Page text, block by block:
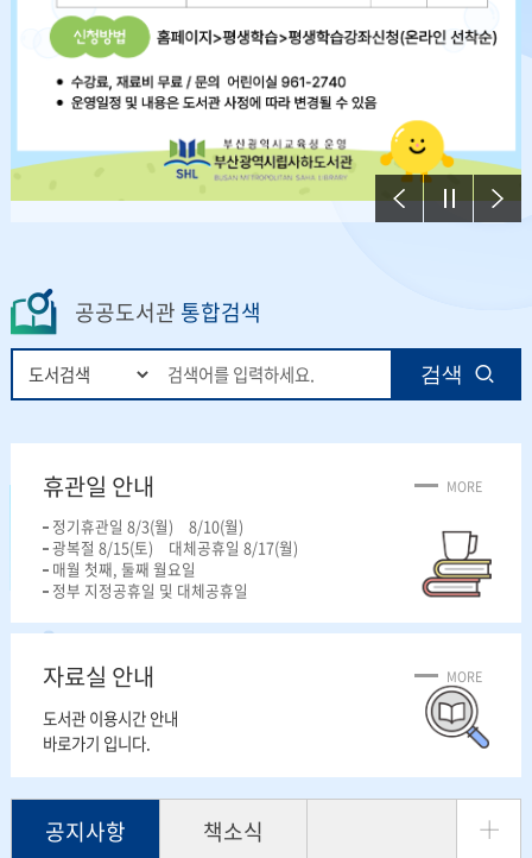
이전 정지 다음
공공도서관 통합검색
통
색
검색
휴관일 안내 MORE
정기휴관일 8/3(월) 8/10(월)
광복절 8/15(토) 대체공휴일 8/17(월)
매월 첫째, 둘째 월요일
정부 지정공휴일 및 대체공휴일
자료실 안내 MORE
도서관 이용시간 안내
바로가기 입니다.
공지사항 책소식